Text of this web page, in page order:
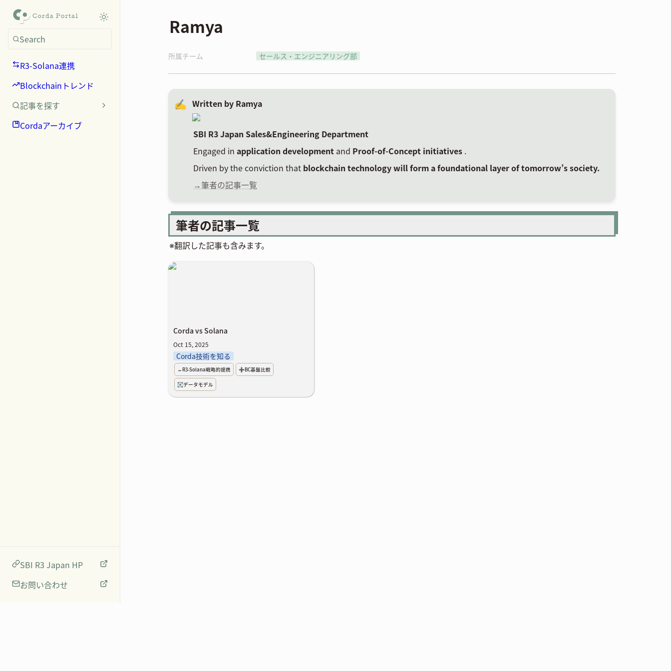
Search
R3-Solana連携
Blockchainトレンド
記事を探す
Cordaアーカイブ
SBI R3 Japan HP
お問い合わせ
Ramya
所属チーム セールス・エンジニアリング部
✍️ Written by Ramya
SBI R3 Japan Sales&Engineering Department
Engaged in application development and Proof-of-Concept initiatives .
Driven by the conviction that blockchain technology will form a foundational layer of tomorrow’s society.
→筆者の記事一覧
筆者の記事一覧
※翻訳した記事も含みます。
Corda vs Solana
Corda vs Solana
Oct 15, 2025
Corda技術を知る
↔️R3-Solana戦略的提携 ➕BC基盤比較
💽データモデル